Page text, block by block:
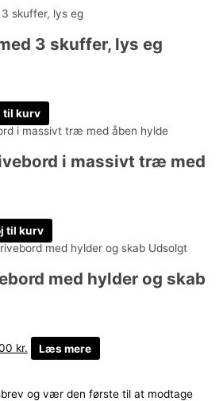
3 skuffer, lys eg
til kurv
i massivt træ med
til kurv
Udsolgt
med hylder og skab
kr. Læs mere
og vær den første til at modtage